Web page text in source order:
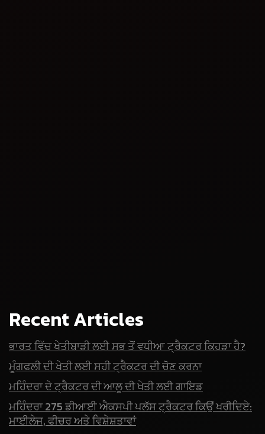
Recent Articles
ਭਾਰਤ ਵਿੱਚ ਖੇਤੀਬਾੜੀ ਲਈ ਸਭ ਤੋਂ ਵਧੀਆ ਟ੍ਰੈਕਟਰ ਕਿਹੜਾ ਹੈ?
ਮੂੰਗਫਲੀ ਦੀ ਖੇਤੀ ਲਈ ਸਹੀ ਟ੍ਰੈਕਟਰ ਦੀ ਚੋਣ ਕਰਨਾ
ਮਹਿੰਦਰਾ ਦੇ ਟ੍ਰੈਕਟਰ ਦੀ ਆਲੂ ਦੀ ਖੇਤੀ ਲਈ ਗਾਇਡ
ਮਹਿੰਦਰਾ 275 ਡੀਆਈ ਐਕਸਪੀ ਪਲੱਸ ਟ੍ਰੈਕਟਰ ਕਿਉਂ ਖਰੀਦਿਏ:
ਮਾਈਲੇਜ, ਫੀਚਰ ਅਤੇ ਵਿਸ਼ੇਸ਼ਤਾਵਾਂ